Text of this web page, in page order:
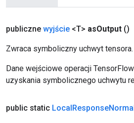
publiczne wyjście <T> asOutput ()
Zwraca symboliczny uchwyt tensora.
Dane wejściowe operacji
uzyskania symbolicznego uchwytu
public static LocalResponse